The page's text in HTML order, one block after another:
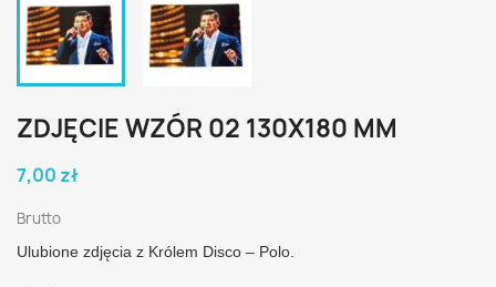
ZDJĘCIE WZÓR 02 130X180 MM
7,00 zł
Brutto
Ulubione zdjęcia z Królem Disco – Polo.